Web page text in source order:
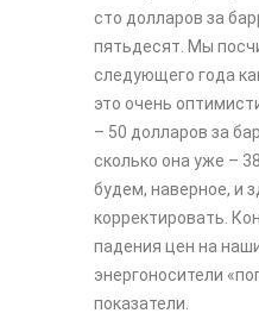
сто долларов за
пятьдесят. Мы
следующего года
это очень
– 50 долларов за
сколько она уже –
будем, наверное, и
корректировать.
падения цен на
энергоносители
показатели.